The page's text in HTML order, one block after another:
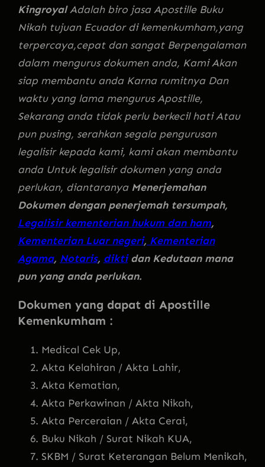
KingroyalAdalah biro jasa Apostille Buku
Nikah tujuan Ecuador di kemenkumham,yang
terpercaya,cepat dan sangat Berpengalaman
dalam mengurus dokumen anda, Kami Akan
siap membantu anda Karna rumitnya Dan
waktu yang lama mengurus Apostille,
Sekarang anda tidak perlu berkecil hati Atau
pun pusing, serahkan segala pengurusan
legalisir kepada kami, kami akan membantu
anda Untuk legalisir dokumen yang anda
perlukan, diantaranya Menerjemahan
Dokumen dengan penerjemah tersumpah,
Legalisir kementerian hukum dan ham,
Kementerian Luar negeri, Kementerian
Agama, Notaris, diktidan Kedutaan mana
pun yang anda perlukan.
Dokumen yang dapat di Apostille
Kemenkumham :
Medical Cek Up,
Akta Kelahiran / Akta Lahir,
Akta Kematian,
Akta Perkawinan / Akta Nikah,
Akta Perceraian / Akta Cerai,
Buku Nikah / Surat Nikah KUA,
SKBM / Surat Keterangan Belum Menikah,